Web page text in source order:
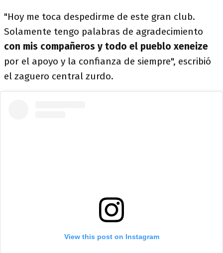
"Hoy me toca despedirme de este gran club.
Solamente tengo palabras de agradecimiento
con mis compañeros y todo el pueblo xeneize
por el apoyo y la confianza de siempre", escribió
el zaguero central zurdo.
View this post on Instagram